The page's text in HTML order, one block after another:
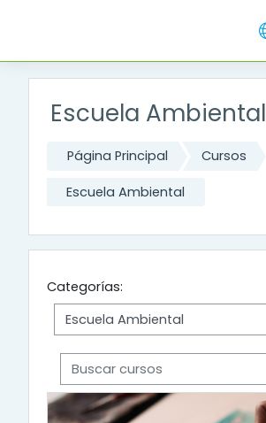
Escuela Ambiental
Página Principal Cursos
Escuela Ambiental
Categorías:
Buscar cursos